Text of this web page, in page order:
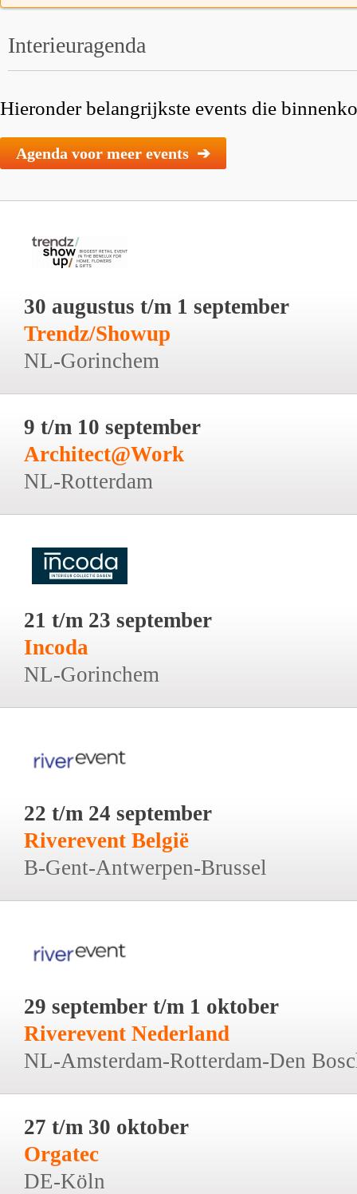
Interieuragenda
Hieronder belangrijkste events die
Agenda voor meer events ➔
30 augustus t/m 1 september
Trendz/Showup
NL-Gorinchem
9 t/m 10 september
Architect@Work
NL-Rotterdam
21 t/m 23 september
Incoda
NL-Gorinchem
22 t/m 24 september
Riverevent België
B-Gent-Antwerpen-Brussel
29 september t/m 1 oktober
Riverevent Nederland
NL-Amsterdam-Rotterdam-Den
27 t/m 30 oktober
Orgatec
DE-Köln